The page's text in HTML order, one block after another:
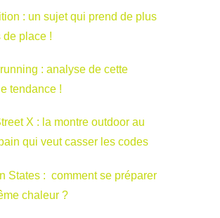
: un sujet qui prend de plus
de place !
: analyse de cette
tendance !
X : la montre outdoor au
qui veut casser les codes
States : comment se préparer
chaleur ?